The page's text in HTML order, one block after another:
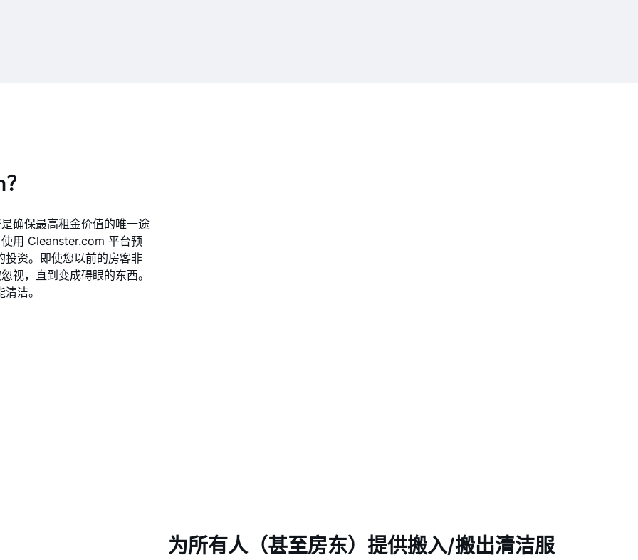
确保最高租金价值的唯一途
用 Cleanster.com 平台预
资。即使您以前的房客非
视，直到变成碍眼的东西。
洁。
为所有人（甚至房东）提供搬入/搬出清洁服